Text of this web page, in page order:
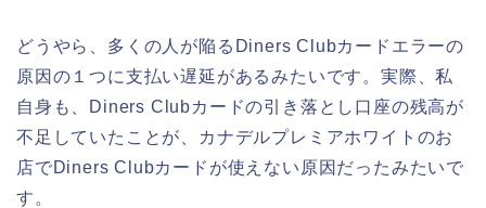
どうやら、多くの人が陥るDiners Clubカードエラーの
原因の１つに支払い遅延があるみたいです。実際、私
自身も、Diners Clubカードの引き落とし口座の残高が
不足していたことが、カナデルプレミアホワイトのお
店でDiners Clubカードが使えない原因だったみたいで
す。